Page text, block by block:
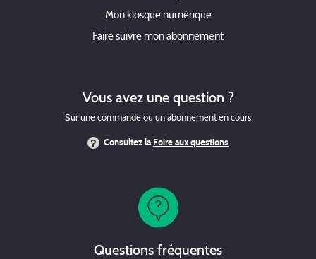
Mon kiosque numérique
Faire suivre mon abonnement
Vous avez une question ?
Sur une commande ou un abonnement en cours
Consultez laFoire aux questions
Questions fréquentes